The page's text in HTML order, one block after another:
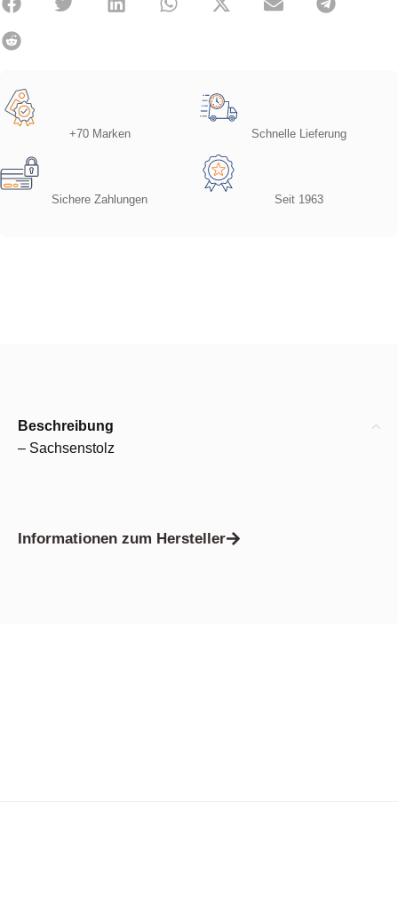
+70 Marken Schnelle Lieferung
Sichere Zahlungen Seit 1963
Beschreibung
– Sachsenstolz
Informationen zum Hersteller